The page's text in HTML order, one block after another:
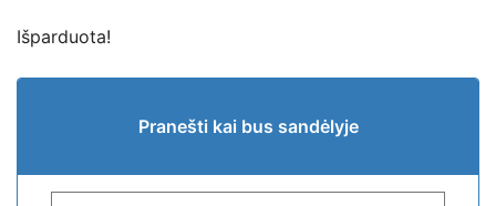
Išparduota!
Pranešti kai bus sandėlyje